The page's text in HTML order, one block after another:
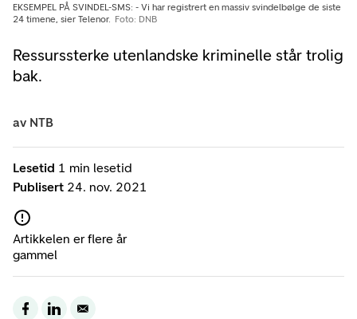
Ressurssterke utenlandske kriminelle står trolig
bak.
EKSEMPEL PÅ SVINDEL-SMS: - Vi har registrert en massiv svindelbølge de siste
24 timene, sier Telenor. Foto: DNB
Lesetid 1 min lesetid
Publisert 24. nov. 2021
Artikkelen er flere år
gammel
av NTB